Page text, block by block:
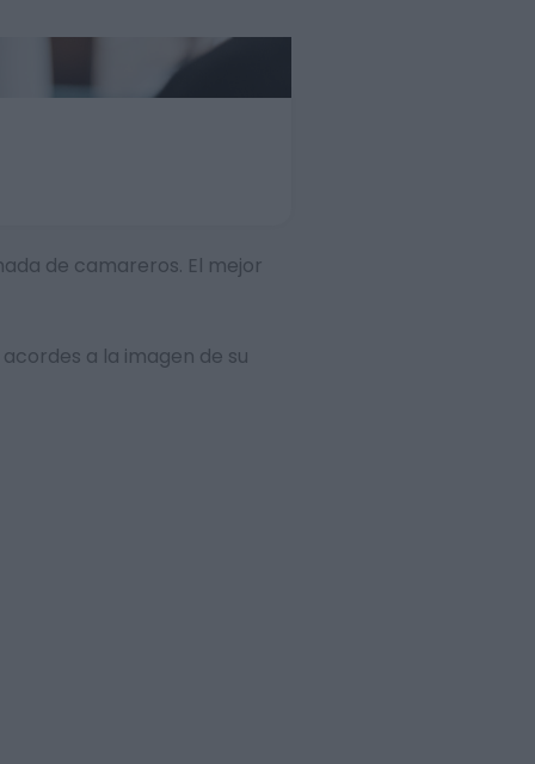
de camareros. El mejor
a la imagen de su